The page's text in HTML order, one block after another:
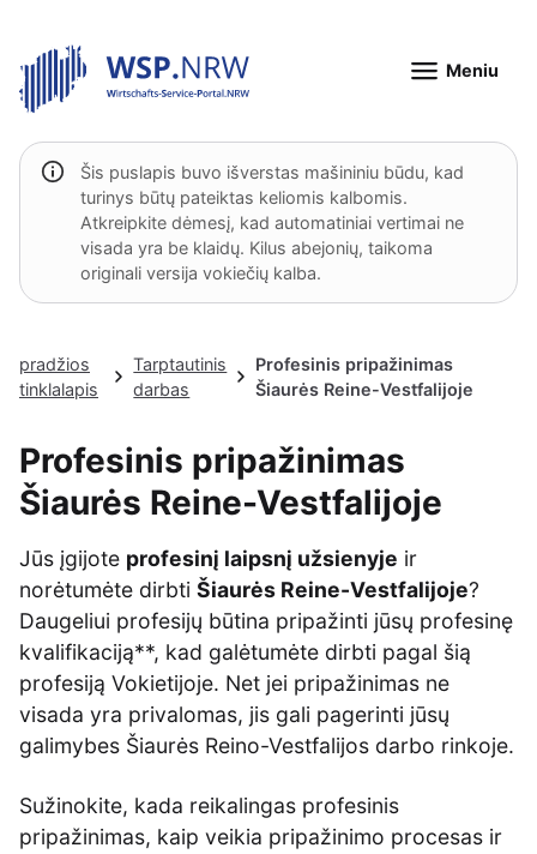
Meniu
Šis puslapis buvo išverstas mašininiu būdu, kad
turinys būtų pateiktas keliomis kalbomis.
Atkreipkite dėmesį, kad automatiniai vertimai ne
visada yra be klaidų. Kilus abejonių, taikoma
originali versija vokiečių kalba.
pradžios
tinklalapis
Tarptautinis
darbas
Profesinis pripažinimas
Šiaurės Reine-Vestfalijoje
Profesinis pripažinimas
Šiaurės Reine-Vestfalijoje
Jūs įgijote profesinį laipsnį užsienyje ir
norėtumėte dirbti Šiaurės Reine-Vestfalijoje?
Daugeliui profesijų būtina pripažinti jūsų profesinę
kvalifikaciją**, kad galėtumėte dirbti pagal šią
profesiją Vokietijoje. Net jei pripažinimas ne
visada yra privalomas, jis gali pagerinti jūsų
galimybes Šiaurės Reino-Vestfalijos darbo rinkoje.
Sužinokite, kada reikalingas profesinis
pripažinimas, kaip veikia pripažinimo procesas ir